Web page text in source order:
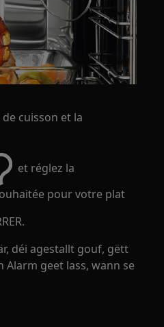
cuisson et la
et réglez la
pour votre plat
déi agestallt gouf, gëtt
Alarm geet lass, wann se